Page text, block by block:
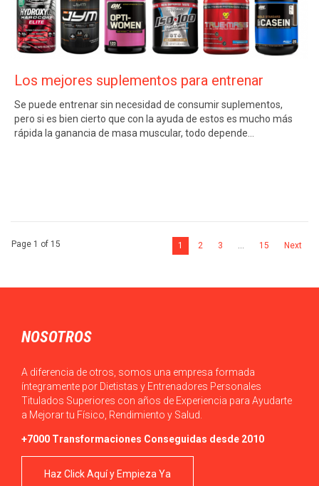
Los mejores suplementos para entrenar
Se puede entrenar sin necesidad de consumir suplementos,
pero si es bien cierto que con la ayuda de estos es mucho más
rápida la ganancia de masa muscular, todo depende…
Page 1 of 15 1 2 3 15 Next
NOSOTROS
A diferencia de otros, somos una empresa formada
íntegramente por Dietistas y Entrenadores Personales
Titulados Superiores con años de Experiencia para Ayudarte
a Mejorar tu Físico, Rendimiento y Salud.
+7000 Transformaciones Conseguidas desde 2010
Haz Click Aquí y Empieza Ya